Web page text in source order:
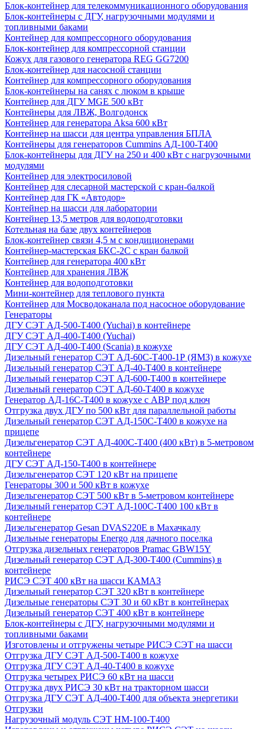
Блок-контейнер для телекоммуникационного оборудования
Блок-контейнеры с ДГУ, нагрузочными модулями и
топливными баками
Контейнер для компрессорного оборудования
Блок-контейнер для компрессорной станции
Кожух для газового генератора REG GG7200
Блок-контейнер для насосной станции
Контейнер для компрессорного оборудования
Блок-контейнеры на санях с люком в крыше
Контейнер для ДГУ MGE 500 кВт
Контейнеры для ЛВЖ, Волгодонск
Контейнер для генератора Aksa 600 кВт
Контейнер на шасси для центра управления БПЛА
Контейнеры для генераторов Cummins АД-100-Т400
Блок-контейнеры для ДГУ на 250 и 400 кВт с нагрузочными
модулями
Контейнер для электросиловой
Контейнер для слесарной мастерской с кран-балкой
Контейнер для ГК «Автодор»
Контейнер на шасси для лаборатории
Контейнер 13,5 метров для водоподготовки
Котельная на базе двух контейнеров
Блок-контейнер связи 4,5 м с кондиционерами
Контейнер-мастерская БКС-2С с кран балкой
Контейнер для генератора 400 кВт
Контейнер для хранения ЛВЖ
Контейнер для водоподготовки
Мини-контейнер для теплового пункта
Контейнер для Мосводоканала под насосное оборудование
Генераторы
ДГУ СЭТ АД-500-Т400 (Yuchai) в контейнере
ДГУ СЭТ АД-400-Т400 (Yuchai)
ДГУ СЭТ АД-400-Т400 (Scania) в кожухе
Дизельный генератор СЭТ АД-60С-Т400-1Р (ЯМЗ) в кожухе
Дизельный генератор СЭТ АД-40-Т400 в контейнере
Дизельный генератор СЭТ АД-600-Т400 в контейнере
Дизельный генератор СЭТ АД-60-Т400 в кожухе
Генератор АД-16С-Т400 в кожухе с АВР под ключ
Отгрузка двух ДГУ по 500 кВт для параллельной работы
Дизельный генератор СЭТ АД-150С-Т400 в кожухе на
прицепе
Дизельгенератор СЭТ АД-400С-Т400 (400 кВт) в 5-метровом
контейнере
ДГУ СЭТ АД-150-Т400 в контейнере
Дизельгенератор СЭТ 120 кВт на прицепе
Генераторы 300 и 500 кВт в кожухе
Дизельгенератор СЭТ 500 кВт в 5-метровом контейнере
Дизельный генератор СЭТ АД-100С-Т400 100 кВт в
контейнере
Дизельгенератор Gesan DVAS220E в Махачкалу
Дизельные генераторы Energo для дачного поселка
Отгрузка дизельных генераторов Pramac GВW15Y
Дизельный генератор СЭТ АД-300-Т400 (Cummins) в
контейнере
РИСЭ СЭТ 400 кВт на шасси КАМАЗ
Дизельный генератор СЭТ 320 кВт в контейнере
Дизельные генераторы СЭТ 30 и 60 кВт в контейнерах
Дизельный генератор СЭТ 400 кВт в контейнере
Блок-контейнеры с ДГУ, нагрузочными модулями и
топливными баками
Изготовлены и отгружены четыре РИСЭ СЭТ на шасси
Отгрузка ДГУ СЭТ АД-500-Т400 в кожухе
Отгрузка ДГУ СЭТ АД-40-Т400 в кожухе
Отгрузка четырех РИСЭ 60 кВт на шасси
Отгрузка двух РИСЭ 30 кВт на тракторном шасси
Отгрузка ДГУ СЭТ АД-400-Т400 для объекта энергетики
Отгрузки
Нагрузочный модуль СЭТ НМ-100-Т400